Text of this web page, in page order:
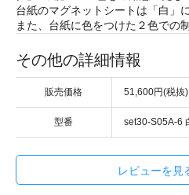
台紙のマグネットシートは「白」
また、台紙に色をつけた２色での
その他の詳細情報
販売価格 51,600円(税抜)
型番 set30-S05A-6
レビューを見